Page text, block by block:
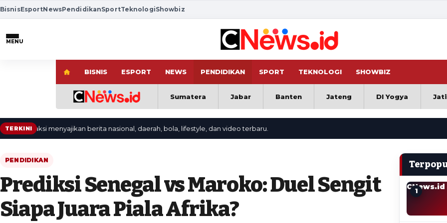
BisnisEsportNewsPendidikanSportTeknologiShowbiz
MENU
BISNIS ESPORT NEWS PENDIDIKAN SPORT TEKNOLOGI SHOWBIZ
Sumatera Jabar Banten Jateng DI Yogya
TERKINImenyajikan berita nasional, daerah, bola, lifestyle, dan video terbaru.
PENDIDIKAN
Prediksi Senegal vs Maroko: Duel Sengit
Siapa Juara Piala Afrika?
CNews.id
1